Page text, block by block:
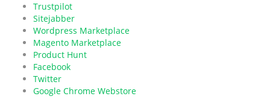
Trustpilot
Sitejabber
Wordpress Marketplace
Magento Marketplace
Product Hunt
Facebook
Twitter
Google Chrome Webstore